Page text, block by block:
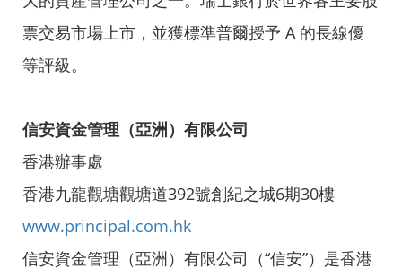
票交易市場上市，並獲標準普爾授予 A 的長線優
等評級。
信安資金管理（亞洲）有限公司
香港辦事處
香港九龍觀塘觀塘道392號創紀之城6期30樓
www.principal.com.hk
信安資金管理（亞洲）有限公司（“信安”）是香港